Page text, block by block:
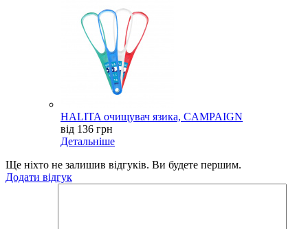
HALITA очищувач язика, CAMPAIGN
від 136 грн
Детальніше
Ще ніхто не залишив відгуків. Ви будете першим.
Додати відгук